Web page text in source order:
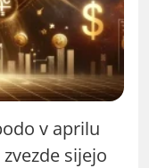
v aprilu
sijejo